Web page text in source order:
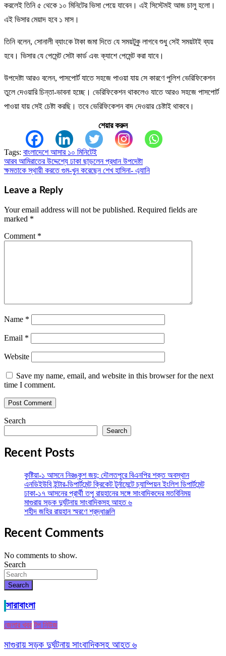
করলেই তিনি ৫ থেকে ১০ মিনিটের ভিসা পেয়ে যাবেন। এই সিস্টেমই আজ চালু হলো।
এই ভিসার মেয়াদ হবে ১ মাস।
তিনি বলেন, সোনালী ব্যাংকে টাকা জমা দিতে যে সময়টুকু লাগবে শুধু সেই সময়টাই ব্যয়
হবে। ভিসার যে পেমেন্ট সেটা কার্ড এবং ক্যাশে পেমেন্ট করা যাবে।
উপদেষ্টা আরও বলেন, পাসপোর্ট যাতে সহজে পাওয়া যায় সে কারণে পুলিশ ভেরিফিকেশন
তুলে দেওয়ারি চিন্তা-ভাবনা হচ্ছে। ভেরিফিকেশন থাকলেও যাতে আরও সহজে পাসপোর্ট
পাওয়া যায় সেই চেষ্টা করছি। তবে ভেরিফিকেশন বাদ দেওয়ার চেষ্টাই থাকবে।
শেয়ার করুন
Tags: বাংলাদেশে আসার ১০ মিনিটেই
Post
navigation
আরব আমিরাতের উদ্দেশ্যে ঢাকা ছাড়লেন প্রধান উপদেষ্টা
ক্ষমতাকে স্থায়ী করতে গুম-খুন করেছেন শেখ হাসিনা- এ্যানি
Leave a Reply
Your email address will not be published. Required fields are
marked *
Comment *
Name *
Email *
Website
Save my name, email, and website in this browser for the next
time I comment.
Search
Search
Recent Posts
কুষ্টিয়া-১ আসনে নিরঙ্কুশ জয়; দৌলতপুরে বিএনপির শক্ত অবস্থান
এনডিইউবি ইন্টার-ডিপার্টমেন্ট ক্রিকেট টুর্নামেন্টে চ্যাম্পিয়ন ইংলিশ ডিপার্টমেন্ট
ঢাকা-১৭ আসনের প্রার্থী তপু রায়হানের সঙ্গে সাংবাদিকদের মতবিনিময়
মাগুরায় সড়ক দুর্ঘটনায় সাংবাদিকসহ আহত ৬
শহীদ জহির রায়হান স্মরণে শ্রদ্ধাঞ্জলি
Recent Comments
No comments to show.
Search
Search
সারাবাংলা
জেলার খবর টপ নিউজ
মাগুরায় সড়ক দুর্ঘটনায় সাংবাদিকসহ আহত ৬